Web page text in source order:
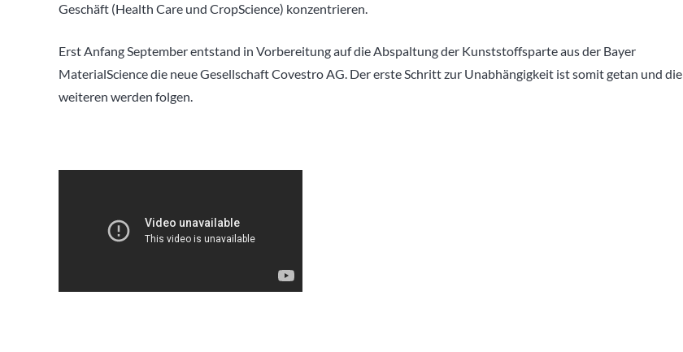
Geschäft (Health Care und CropScience) konzentrieren.
Erst Anfang September entstand in Vorbereitung auf die Abspaltung der Kunststoffsparte aus der Bayer
MaterialScience die neue Gesellschaft Covestro AG. Der erste Schritt zur Unabhängigkeit ist somit getan und die
weiteren werden folgen.